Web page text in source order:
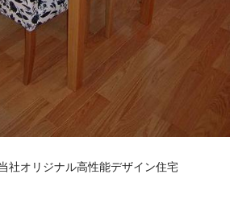
社オリジナル高性能デザイン住宅